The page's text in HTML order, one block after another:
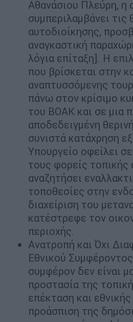
Αθανάσιου Πλεύρη, η
συμπεριλαμβάνει τις
αυτοδιοίκησης,
αναγκαστική
λόγια επίταξη]. Η
που βρίσκεται στην
αναπτυσσόμενης
πάνω στον κρίσιμο
του ΒΟΑΚ και σε μια
αποδεδειγμένη
συνιστά κατάχρηση
Υπουργείο οφείλει
τους φορείς τοπικής
αναζητήσει
τοποθεσίες στην
διαχείριση του
κατέστρεφε τον
περιοχής.
Ανατροπή και Όχι
Εθνικού
συμφέρον δεν είναι
προστασία της
επέκταση και
προάσπιση της